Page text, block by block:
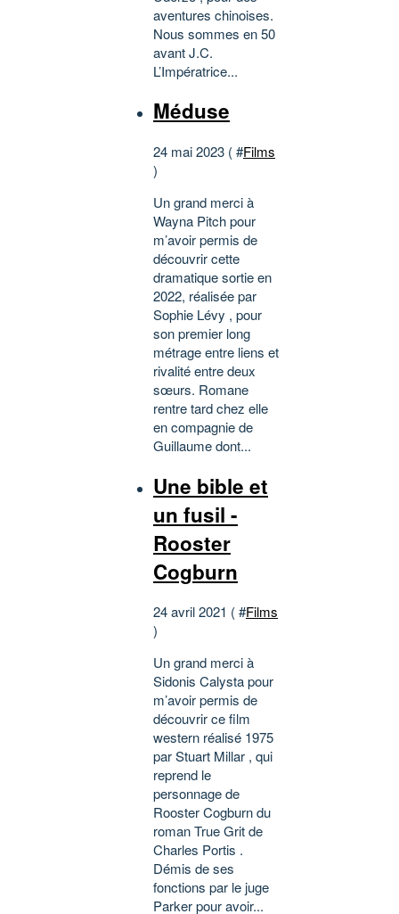
aventures chinoises.
Nous sommes en 50
avant J.C.
L’Impératrice...
Méduse
24 mai 2023 ( #Films
)
Un grand merci à
Wayna Pitch pour
m’avoir permis de
découvrir cette
dramatique sortie en
2022, réalisée par
Sophie Lévy , pour
son premier long
métrage entre liens et
rivalité entre deux
sœurs. Romane
rentre tard chez elle
en compagnie de
Guillaume dont...
Une bible et
un fusil -
Rooster
Cogburn
24 avril 2021 ( #Films
)
Un grand merci à
Sidonis Calysta pour
m’avoir permis de
découvrir ce film
western réalisé 1975
par Stuart Millar , qui
reprend le
personnage de
Rooster Cogburn du
roman True Grit de
Charles Portis .
Démis de ses
fonctions par le juge
Parker pour avoir...